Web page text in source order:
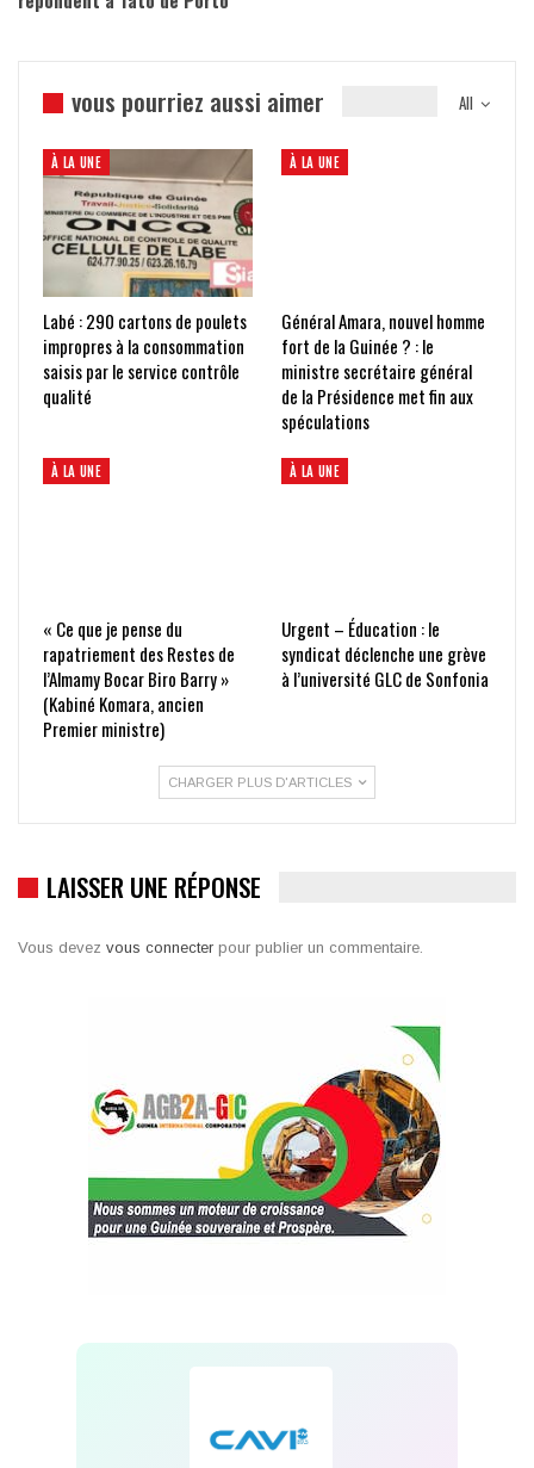
All
vous pourriez aussi aimer
À LA UNE
Labé : 290 cartons de poulets
impropres à la consommation
saisis par le service contrôle
qualité
À LA UNE
Général Amara, nouvel homme
fort de la Guinée ? : le
ministre secrétaire général
de la Présidence met fin aux
spéculations
À LA UNE
« Ce que je pense du
rapatriement des Restes de
l’Almamy Bocar Biro Barry »
(Kabiné Komara, ancien
Premier ministre)
À LA UNE
Urgent – Éducation : le
syndicat déclenche une grève
à l’université GLC de Sonfonia
CHARGER PLUS D'ARTICLES
LAISSER UNE RÉPONSE
Vous devez vous connecter pour publier un commentaire.